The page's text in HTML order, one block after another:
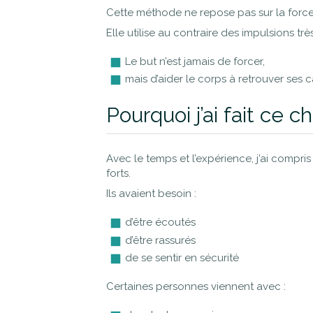
Cette méthode ne repose pas sur la
Elle utilise au contraire des impulsions
Le but n’est jamais de forcer,
mais d’aider le corps à retrouver ses
Pourquoi j’ai fait ce
Avec le temps et l’expérience, j’ai
forts.
Ils avaient besoin :
d’être écoutés
d’être rassurés
de se sentir en sécurité
Certaines personnes viennent avec :